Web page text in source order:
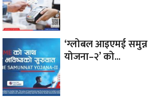
‘ग्लोबल आइएमई समुन्न
योजना–२’ को...